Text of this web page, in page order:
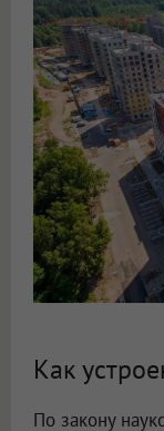
Как
По закону